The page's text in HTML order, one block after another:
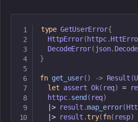
type GetUserError{
HttpError(httpc.
DecodeError( json.
}
fn get_user() -> Result (
let assert Ok( req) =
  httpc
.send ( req)
|> result .map_error(
|> result .try(fn( resp)